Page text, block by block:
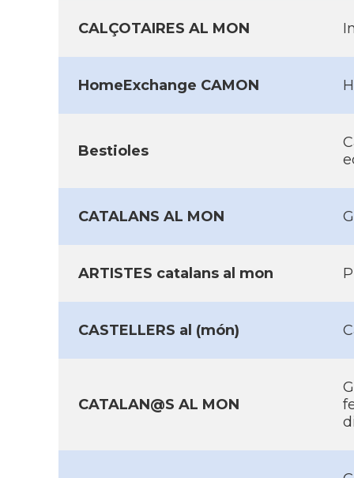
CALÇOTAIRES AL MON
HomeExchange CAMON
Bestioles
CATALANS AL MON
ARTISTES catalans al mon
CASTELLERS al (món)
CATALAN@S AL MON